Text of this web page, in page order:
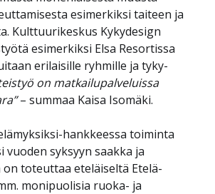
esimerkiksi taiteen ja
Kulttuurikeskus Kykydesign
esimerkiksi Elsa Resortissa
erilaisille ryhmille ja tyky-
on matkailupalveluissa
– summaa Kaisa Isomäki.
hankkeessa toiminta
vuoden syksyyn saakka ja
toteuttaa eteläiseltä Etelä-
monipuolisia ruoka- ja